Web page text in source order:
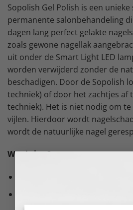
Sopolish Gel Polish is een unieke
permanente salonbehandeling
dagen lang perfect gelakte
zoals gewone nagellak
uit onder de Smart Light LED
worden verwijderd zonder de
beschadigen. Door de Sopolish
techniek) of door het zachtjes af
techniek). Het is niet nodig om
vijlen. Hierdoor wordt
wordt de natuurlijke nagel
Wat is het?